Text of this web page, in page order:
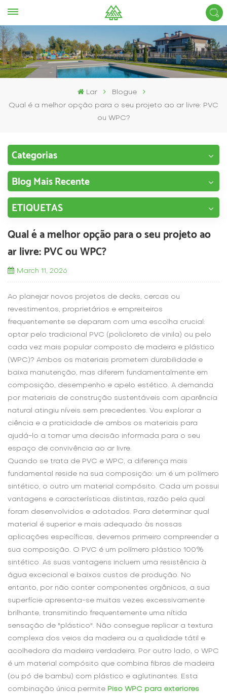
Lar
Blogue
Qual é a melhor opção para o seu projeto ao ar livre: PVC
ou WPC?
Categorias
Blog Mais Recente
ETIQUETAS
Qual é a melhor opção para o seu projeto ao
ar livre: PVC ou WPC?
March 11, 2026
Ao planejar novos projetos de decks, cercas ou
revestimentos, proprietários e empreiteiros
frequentemente se deparam com uma escolha crucial:
optar pelo tradicional PVC (policloreto de vinila) ou pelo
cada vez mais popular composto de madeira e plástico
(WPC)? Ambos os materiais prometem durabilidade e
baixa manutenção, mas diferem fundamentalmente em
composição, desempenho e apelo estético. A demanda
por materiais de construção sustentáveis ​​com aparência
natural atingiu níveis sem precedentes. Vou explorar a
ciência e a praticidade de ambos os materiais para
ajudá-lo a tomar uma decisão informada para o seu
espaço de convivência ao ar livre.
Quando se trata de PVC e WPC, a diferença mais
fundamental reside na sua composição: um é um polímero
sintético, o outro um material compósito. Cada um possui
vantagens e características distintas, razão pela qual
foram desenvolvidos e adotados. Para determinar qual
material é superior e mais adequado às nossas
aplicações específicas, devemos primeiro compreender a
sua composição. O PVC é um polímero plástico 100%
sintético. As suas vantagens incluem uma resistência à
água excecional e baixos custos de produção. No
entanto, por não conter componentes orgânicos, a sua
superfície apresenta-se muitas vezes excessivamente
brilhante, transmitindo frequentemente uma nítida
sensação de "plástico". Não consegue replicar a textura
complexa dos veios da madeira ou a qualidade tátil e
acolhedora da madeira verdadeira. Por outro lado, o WPC
é um material compósito que combina fibras de madeira
(ou pó de bambu) com plástico e aglutinantes. Esta
combinação única permite Piso WPC para exteriores